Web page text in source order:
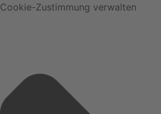
Cookie-Zustimmung verwalten